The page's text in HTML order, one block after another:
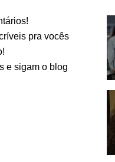
pra vocês
e sigam o blog